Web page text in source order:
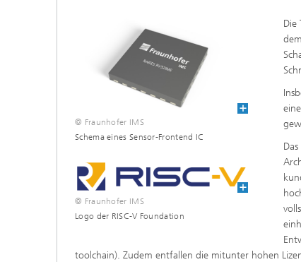
© Fraunhofer IMS
Schema eines Sensor-Frontend IC
© Fraunhofer IMS
Logo der RISC-V Foundation
Die
toolchain). Zudem entfallen die mitunter hohen